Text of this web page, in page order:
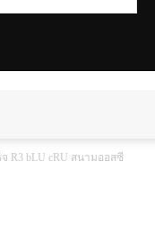
R3 bLU cRU สนามออสซี